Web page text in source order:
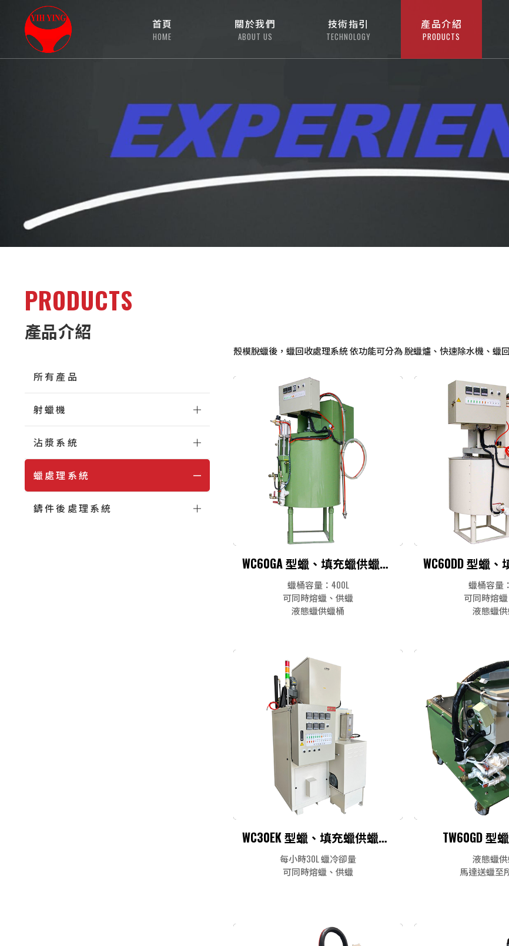
首頁
HOME
關於我們
ABOUT US
技術指引
TECHNOLOGY
產品介紹
PRODUCTS
PRODUCTS
產品介紹
所有產品
射蠟機
沾漿系統
蠟處理系統
鑄件後處理系統
殼模脫蠟後，蠟回收處理系統 依功能可分為 脫蠟爐、快速除水機、蠟
WC60GA 型蠟、填充蠟供蠟系統
蠟桶容量：400L
可同時熔蠟、供蠟
液態蠟供蠟桶
蠟桶容量
可同時熔
液態蠟
WC30EK 型蠟、填充蠟供蠟系統
每小時30L 蠟冷卻量
可同時熔蠟、供蠟
TW60GD 型
液態蠟
馬達送蠟至